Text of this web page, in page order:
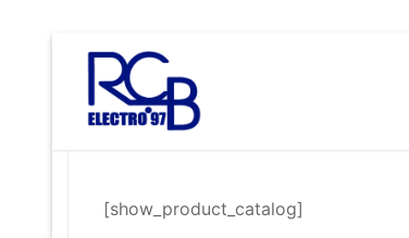
conținut
[show_product_catalog]